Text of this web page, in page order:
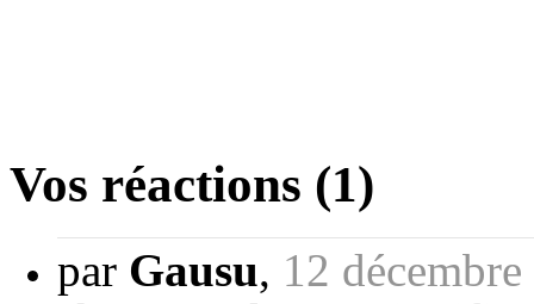
Vos réactions (1)
par Gausu, 12